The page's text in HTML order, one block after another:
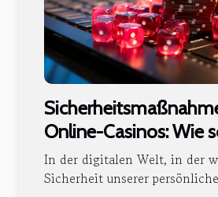
Online-Casinos: Wie
Ihre Daten und Ihr
In der digitalen Welt, in der
Sicherheit unserer